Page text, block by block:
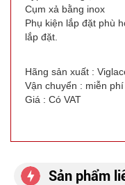
Cụm xả bằng inox
Phụ kiện lắp đặt phù
lắp đặt.
Hãng sản xuất :
Vận chuyển : miễn phí
Giá : Có VAT
Sản phẩm